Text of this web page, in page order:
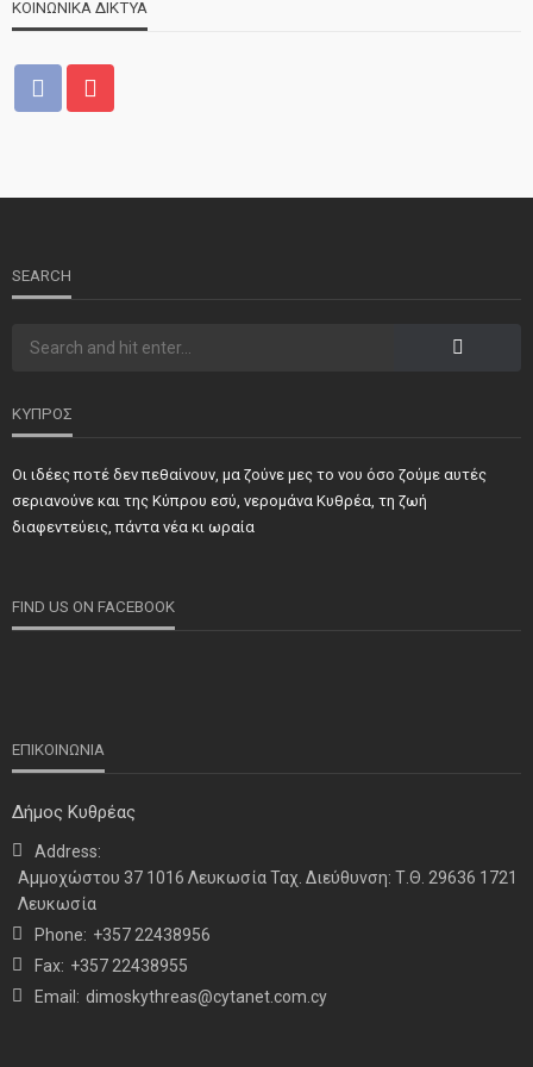
ΣΗΜΑΝΤΙΚΑ ΤΕΛΕΥΤΑΙΑ ΝΕΑ
Τιμήθηκαν και φέτος προσωπικότητες και φορείς των
ΝΕΑ ΤΕΛΕΥΤΑΙΑ ΝΕΑ
Η παρουσία μας στο 41ο Συνέδριο της ΠΣΕΚΑ στην
Ουάσινγκτον
ΚΟΙΝΩΝΙΚΑ ΔΙΚΤΥΑ
SEARCH
ΚΥΠΡΟΣ
Οι ιδέες ποτέ δεν πεθαίνουν, μα ζούνε μες το νου όσο ζούμε αυτές
σεριανούνε και της Κύπρου εσύ, νερομάνα Κυθρέα, τη ζωή
διαφεντεύεις, πάντα νέα κι ωραία
FIND US ON FACEBOOK
ΕΠΙΚΟΙΝΩΝΙΑ
Δήμος Κυθρέας
Address:
Αμμοχώστου 37 1016 Λευκωσία Ταχ. Διεύθυνση: Τ.Θ. 29636 1721
Λευκωσία
Phone: +357 22438956
Fax: +357 22438955
Email: dimoskythreas@cytanet.com.cy